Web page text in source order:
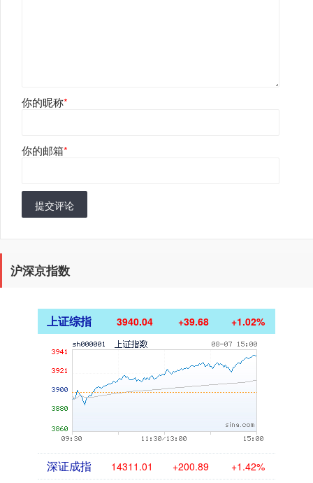
你的昵称*
你的邮箱*
提交评论
沪深京指数
上证综指 3940.04 +39.68 +1.02%
深证成指 14311.01 +200.89 +1.42%